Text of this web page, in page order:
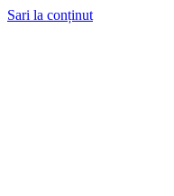
Sari la conținut